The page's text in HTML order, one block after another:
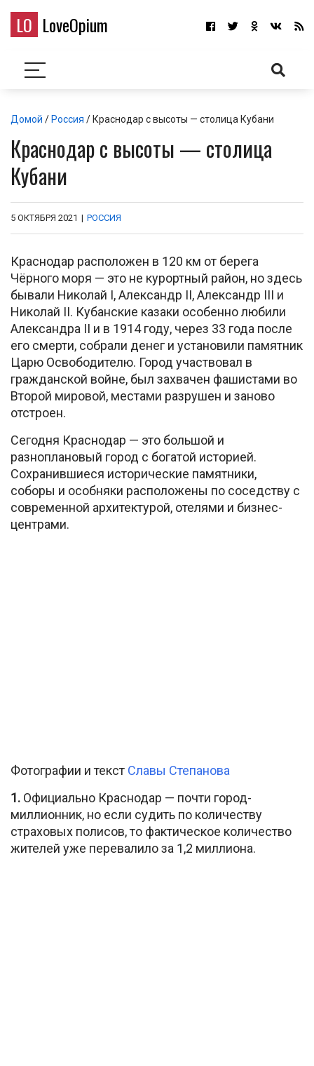
LO LoveOpium
Домой / Россия / Краснодар с высоты — столица Кубани
Краснодар с высоты — столица
Кубани
5 ОКТЯБРЯ 2021 | РОССИЯ
Краснодар расположен в 120 км от берега
Чёрного моря — это не курортный район, но здесь
бывали Николай I, Александр II, Александр III и
Николай II. Кубанские казаки особенно любили
Александра II и в 1914 году, через 33 года после
его смерти, собрали денег и установили памятник
Царю Освободителю. Город участвовал в
гражданской войне, был захвачен фашистами во
Второй мировой, местами разрушен и заново
отстроен.
Сегодня Краснодар — это большой и
разноплановый город с богатой историей.
Сохранившиеся исторические памятники,
соборы и особняки расположены по соседству с
современной архитектурой, отелями и бизнес-
центрами.
Фотографии и текст Славы Степанова
1. Официально Краснодар — почти город-
миллионник, но если судить по количеству
страховых полисов, то фактическое количество
жителей уже перевалило за 1,2 миллиона.